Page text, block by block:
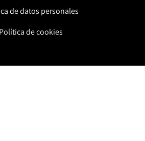
de datos personales
Política de cookies